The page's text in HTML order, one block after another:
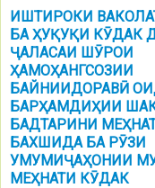
ИШТИРОКИ
БА ҲУҚУҚИ КӮДАК
ҶАЛАСАИ ШӮРОИ
ҲАМОҲАНГСОЗИИ
БАЙНИИДОРАВӢ
БАРҲАМДИҲИИ
БАДТАРИНИ
БАХШИДА БА РӮЗИ
УМУМИҶАҲОНИИ
МЕҲНАТИ КӮДАК